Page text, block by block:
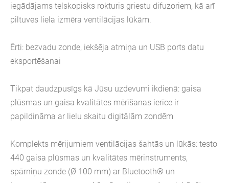
iegādājams telskopisks rokturis griestu difuzoriem, kā arī
piltuves liela izmēra ventilācijas lūkām.
Ērti: bezvadu zonde, iekšēja atmiņa un USB ports datu
eksportēšanai
Tikpat daudzpusīgs kā Jūsu uzdevumi ikdienā: gaisa
plūsmas un gaisa kvalitātes mērīšanas ierīce ir
papildināma ar lielu skaitu digitālām zondēm
Komplekts mērijumiem ventilācijas šahtās un lūkās: testo
440 gaisa plūsmas un kvalitātes mērinstruments,
spārniņu zonde (Ø 100 mm) ar Bluetooth® un